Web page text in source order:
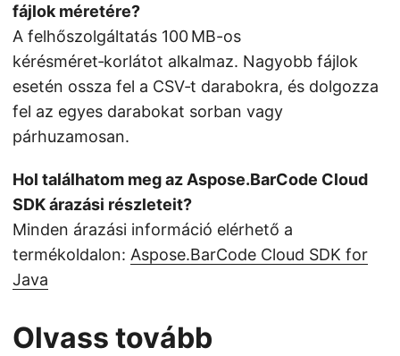
fájlok méretére?
A felhőszolgáltatás 100 MB-os
kérésméret‑korlátot alkalmaz. Nagyobb fájlok
esetén ossza fel a CSV‑t darabokra, és dolgozza
fel az egyes darabokat sorban vagy
párhuzamosan.
Hol találhatom meg az Aspose.BarCode Cloud
SDK árazási részleteit?
Minden árazási információ elérhető a
termékoldalon: Aspose.BarCode Cloud SDK for
Java
Olvass tovább